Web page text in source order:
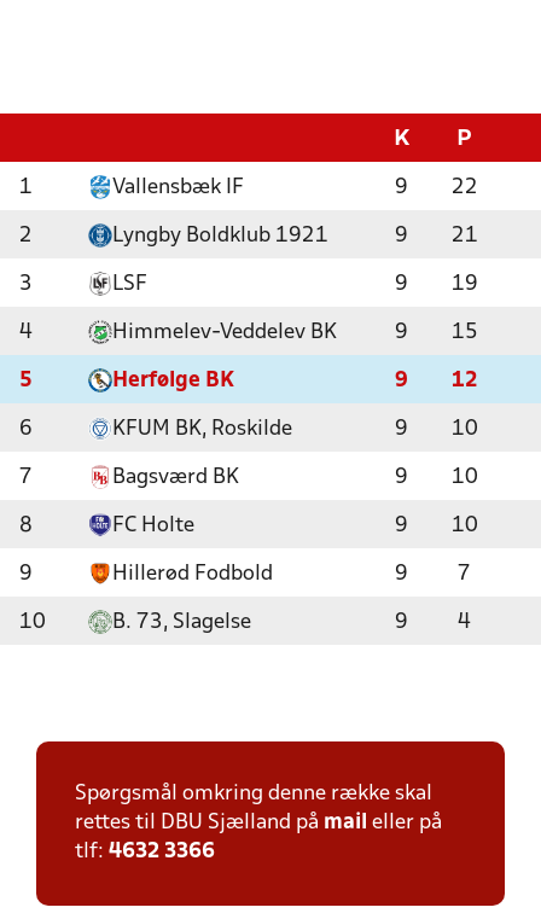
K P
1 Vallensbæk IF 9 22
2 Lyngby Boldklub 1921 9 21
3 LSF 9 19
4 Himmelev-Veddelev BK 9 15
5 Herfølge BK 9 12
6 KFUM BK, Roskilde 9 10
7 Bagsværd BK 9 10
8 FC Holte 9 10
9 Hillerød Fodbold 9 7
10 B. 73, Slagelse 9 4
Spørgsmål omkring denne række skal
rettes til DBU Sjælland på mail eller på
tlf: 4632 3366